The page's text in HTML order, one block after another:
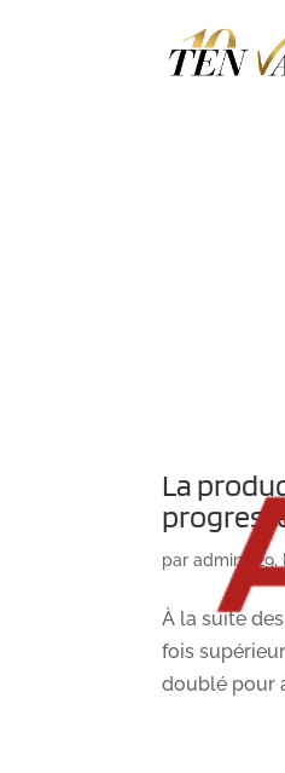
La
paradmin 29,
À la suite
fois
doublé pour